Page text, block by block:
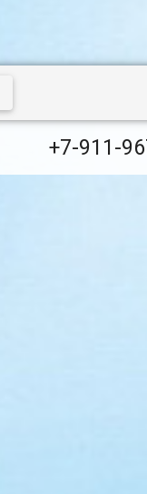
+7-911-